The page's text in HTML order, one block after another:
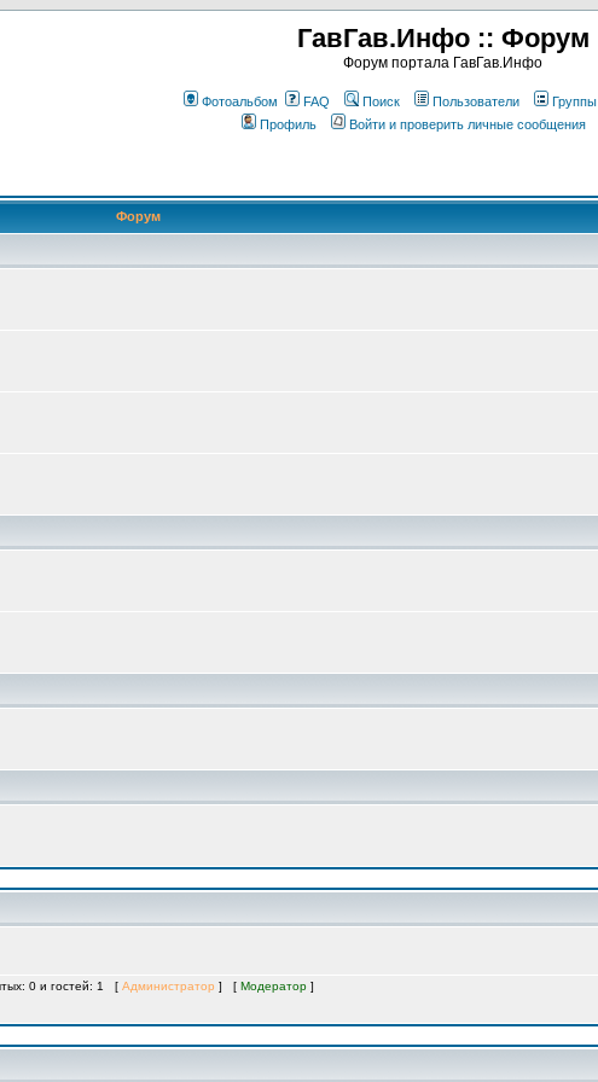
ГавГав.Инфо :: Форум
Форум портала ГавГав.Инфо
Фотоальбом FAQ Поиск Пользователи Группы
Профиль
Войти и проверить личные сообщения
Форум
0 и гостей: 1 [ Администратор ] [ Модератор ]